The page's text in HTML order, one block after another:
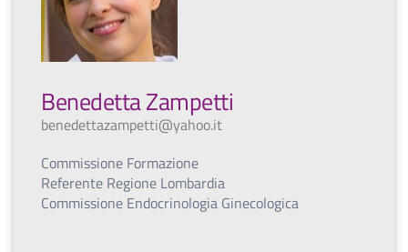
Benedetta Zampetti
benedettazampetti@yahoo.it
Commissione Formazione
Referente Regione Lombardia
Commissione Endocrinologia Ginecologica